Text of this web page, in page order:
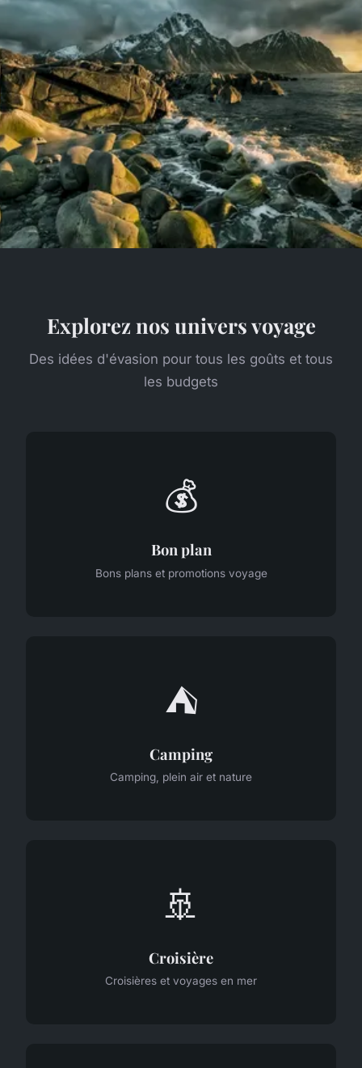
Explorez nos univers voyage
Des idées d'évasion pour tous les goûts et tous
les budgets
💰
Bon plan
Bons plans et promotions voyage
⛺
Camping
Camping, plein air et nature
🚢
Croisière
Croisières et voyages en mer